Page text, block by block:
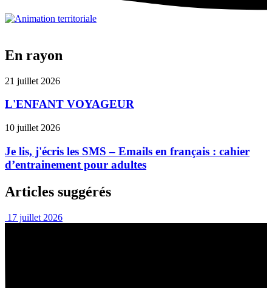
En rayon
21 juillet 2026
L'ENFANT VOYAGEUR
10 juillet 2026
Je lis, j'écris les SMS – Emails en français : cahier
d’entrainement pour adultes
Articles suggérés
17 juillet 2026